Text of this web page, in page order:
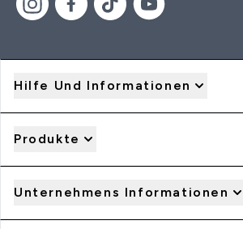
Hilfe Und Informationen
Produkte
Unternehmens Informationen